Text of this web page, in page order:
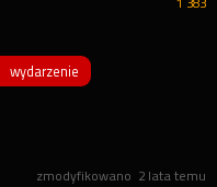
1 383
wydarzenie
zmodyfikowano 2 lata temu